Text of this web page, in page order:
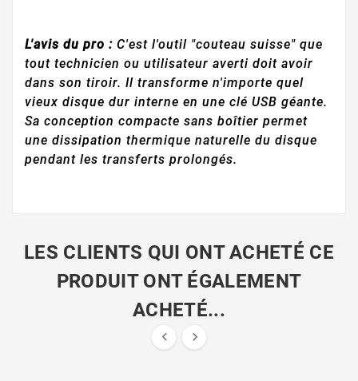
L'avis du pro : C'est l'outil "couteau suisse" que
tout technicien ou utilisateur averti doit avoir
dans son tiroir. Il transforme n'importe quel
vieux disque dur interne en une clé USB géante.
Sa conception compacte sans boîtier permet
une dissipation thermique naturelle du disque
pendant les transferts prolongés.
LES CLIENTS QUI ONT ACHETÉ CE
PRODUIT ONT ÉGALEMENT
ACHETÉ...
 